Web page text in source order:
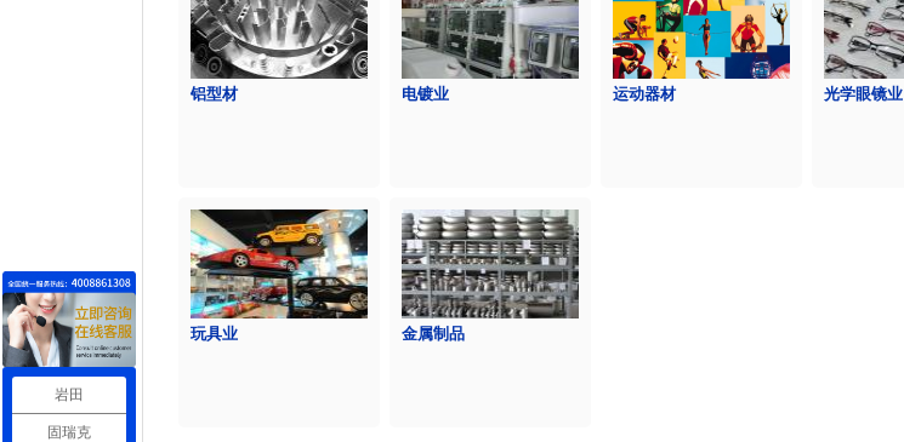
铝型材 电镀业 运动器材 光学眼镜业
玩具业 金属制品
岩田
固瑞克